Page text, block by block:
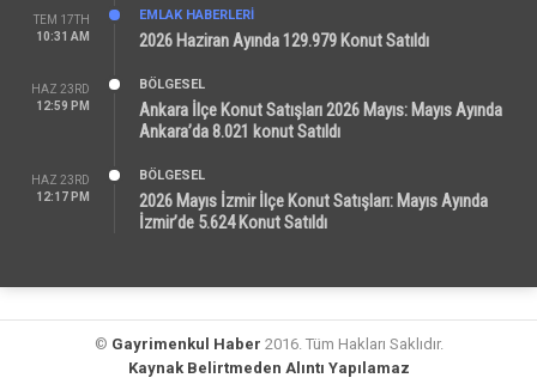
TEM 17TH
10:31 AM
EMLAK HABERLERI
2026 Haziran Ayında 129.979 Konut Satıldı
HAZ 23RD
12:59 PM
BÖLGESEL
Ankara İlçe Konut Satışları 2026 Mayıs: Mayıs Ayında
Ankara’da 8.021 konut Satıldı
HAZ 23RD
12:17 PM
BÖLGESEL
2026 Mayıs İzmir İlçe Konut Satışları: Mayıs Ayında
İzmir’de 5.624 Konut Satıldı
© Gayrimenkul Haber 2016. Tüm Hakları Saklıdır.
Kaynak Belirtmeden Alıntı Yapılamaz